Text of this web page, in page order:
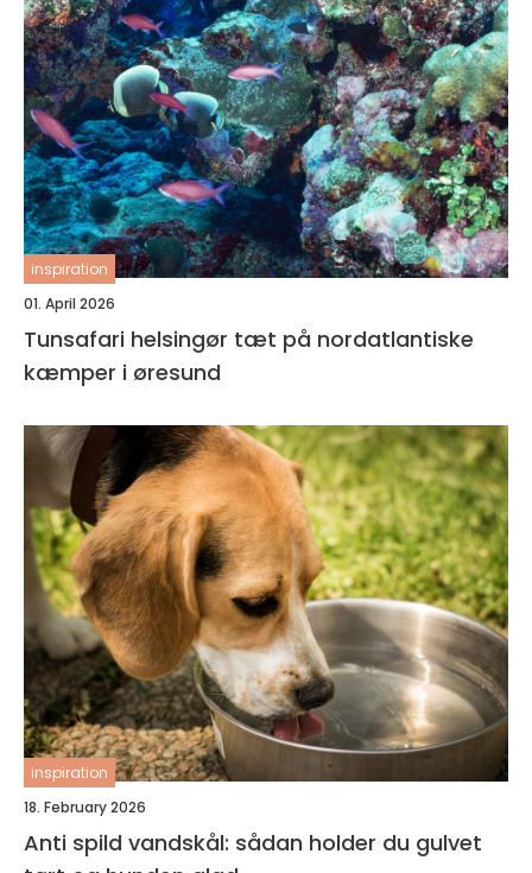
inspiration
01. April 2026
Tunsafari helsingør tæt på nordatlantiske
kæmper i øresund
inspiration
18. February 2026
Anti spild vandskål: sådan holder du gulvet